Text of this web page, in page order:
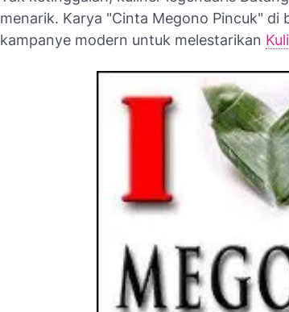
menarik. Karya "Cinta Megono Pincuk" di
kampanye modern untuk melestarikan